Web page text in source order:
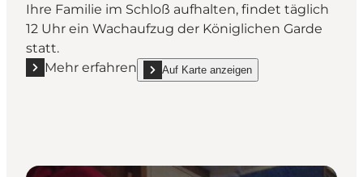
Ihre Familie im Schloß aufhalten, findet täglich
12 Uhr ein Wachaufzug der Königlichen Garde
statt.
Mehr erfahren
Mehr erfahren "Wachaufzug der Königlich Garde"
Auf Karte anzeigen
show Wachaufzug der Königlich Garde